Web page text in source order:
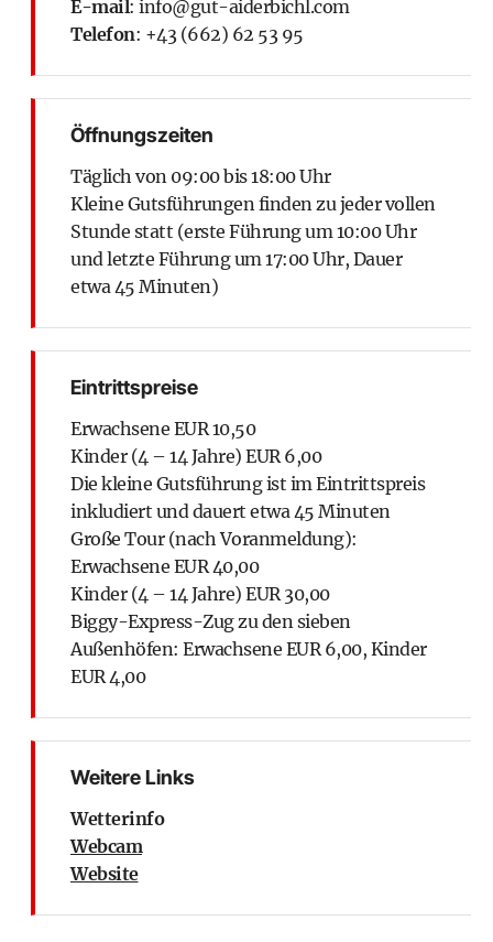
E-mail: info@gut-aiderbichl.com
Telefon: +43 (662) 62 53 95
Öffnungszeiten
Täglich von 09:00 bis 18:00 Uhr
Kleine Gutsführungen finden zu jeder vollen
Stunde statt (erste Führung um 10:00 Uhr
und letzte Führung um 17:00 Uhr, Dauer
etwa 45 Minuten)
Eintrittspreise
Erwachsene EUR 10,50
Kinder (4 – 14 Jahre) EUR 6,00
Die kleine Gutsführung ist im Eintrittspreis
inkludiert und dauert etwa 45 Minuten
Große Tour (nach Voranmeldung):
Erwachsene EUR 40,00
Kinder (4 – 14 Jahre) EUR 30,00
Biggy-Express-Zug zu den sieben
Außenhöfen: Erwachsene EUR 6,00, Kinder
EUR 4,00
Weitere Links
Wetterinfo
Webcam
Website